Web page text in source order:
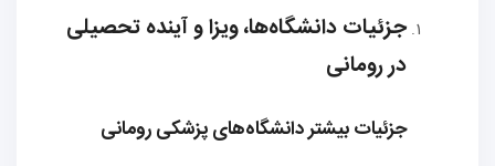
جزئیات دانشگاه‌ها، ویزا و آینده تحصیلی
در رومانی
جزئیات بیشتر دانشگاه‌های پزشکی رومانی